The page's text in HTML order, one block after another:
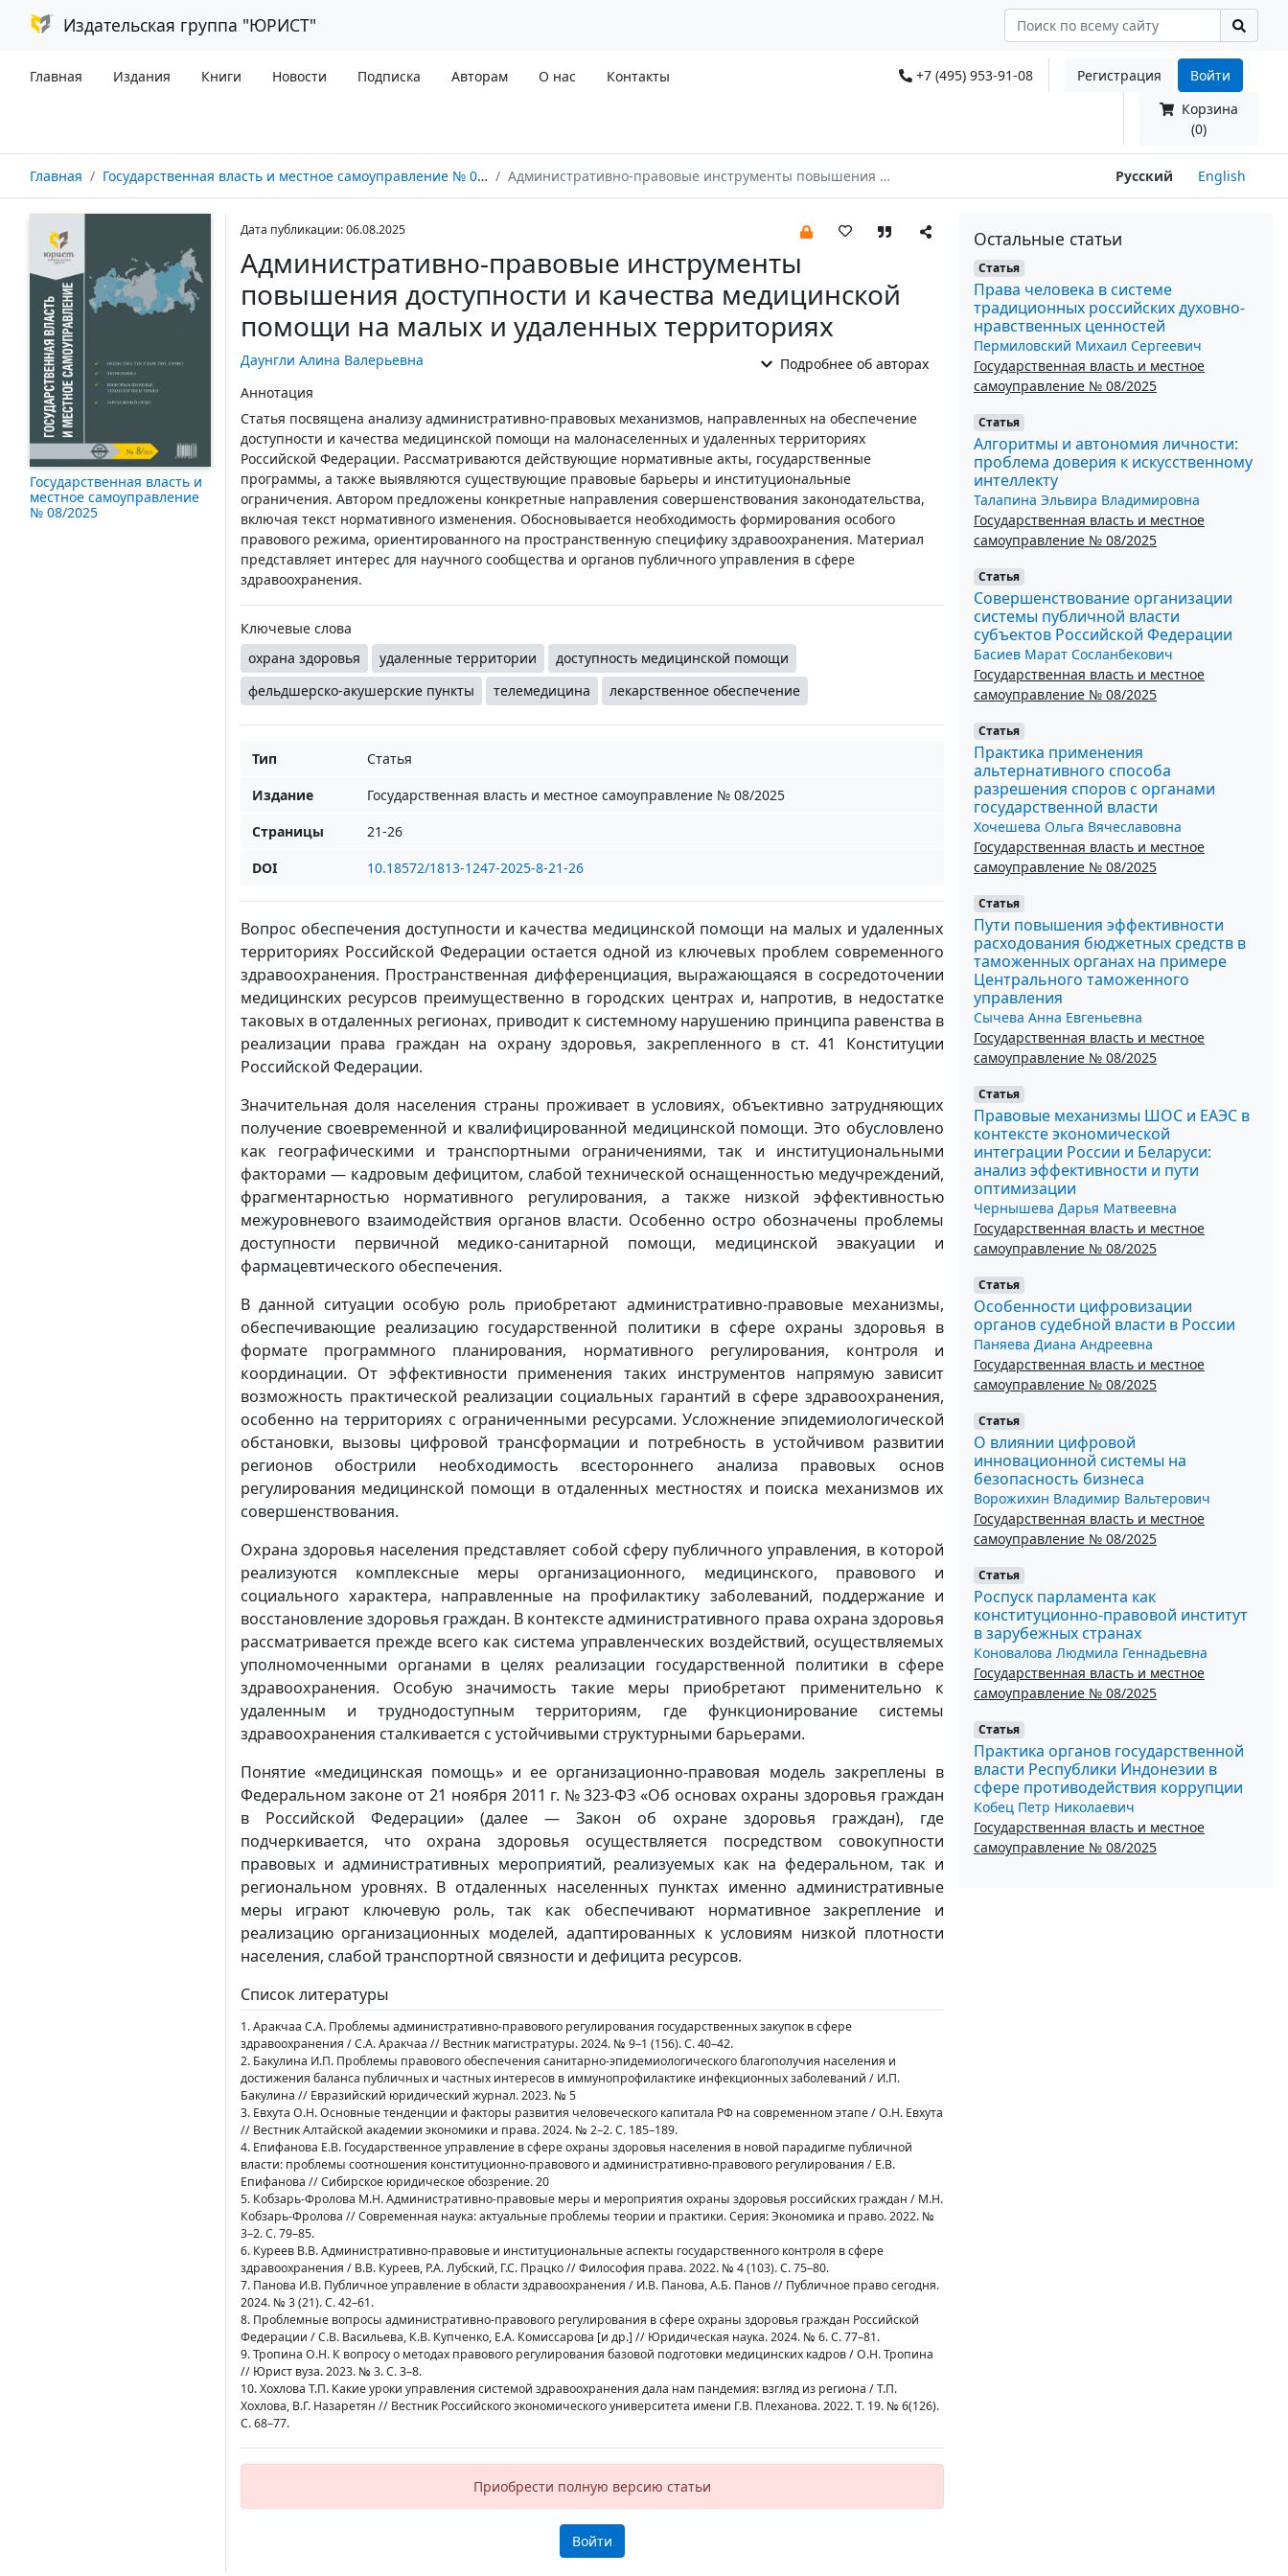
Издательская группа "ЮРИСТ"
Главная Издания Книги Новости Подписка Авторам О нас Контакты +7 (495) 953-91-08 Регистрация
Войти
Корзина
(0)
Главная Государственная власть и местное самоуправление № 08/2025 Административно-правовые инструменты повышения доступности и качества медицинской помощи на малых и удаленных территориях Русский English
Государственная власть и
местное самоуправление
№ 08/2025
Дата публикации: 06.08.2025
Административно-правовые инструменты
повышения доступности и качества медицинской
помощи на малых и удаленных территориях
Даунгли Алина Валерьевна
Подробнее об авторах
Аннотация
Статья посвящена анализу административно-правовых механизмов, направленных на обеспечение
доступности и качества медицинской помощи на малонаселенных и удаленных территориях
Российской Федерации. Рассматриваются действующие нормативные акты, государственные
программы, а также выявляются существующие правовые барьеры и институциональные
ограничения. Автором предложены конкретные направления совершенствования законодательства,
включая текст нормативного изменения. Обосновывается необходимость формирования особого
правового режима, ориентированного на пространственную специфику здравоохранения. Материал
представляет интерес для научного сообщества и органов публичного управления в сфере
здравоохранения.
Ключевые слова
охрана здоровья
удаленные территории
доступность медицинской помощи
фельдшерско-акушерские пункты
телемедицина лекарственное обеспечение
Тип
Статья
Издание
Государственная власть и местное самоуправление № 08/2025
Страницы
21-26
DOI
10.18572/1813-1247-2025-8-21-26
Вопрос обеспечения доступности и качества медицинской помощи на малых и удаленных
территориях Российской Федерации остается одной из ключевых проблем современного
здравоохранения. Пространственная дифференциация, выражающаяся в сосредоточении
медицинских ресурсов преимущественно в городских центрах и, напротив, в недостатке
таковых в отдаленных регионах, приводит к системному нарушению принципа равенства в
реализации права граждан на охрану здоровья, закрепленного в ст. 41 Конституции
Российской Федерации.
Значительная доля населения страны проживает в условиях, объективно затрудняющих
получение своевременной и квалифицированной медицинской помощи. Это обусловлено
как географическими и транспортными ограничениями, так и институциональными
факторами — кадровым дефицитом, слабой технической оснащенностью медучреждений,
фрагментарностью нормативного регулирования, а также низкой эффективностью
межуровневого взаимодействия органов власти. Особенно остро обозначены проблемы
доступности первичной медико-санитарной помощи, медицинской эвакуации и
фармацевтического обеспечения.
В данной ситуации особую роль приобретают административно-правовые механизмы,
обеспечивающие реализацию государственной политики в сфере охраны здоровья в
формате программного планирования, нормативного регулирования, контроля и
координации. От эффективности применения таких инструментов напрямую зависит
возможность практической реализации социальных гарантий в сфере здравоохранения,
особенно на территориях с ограниченными ресурсами. Усложнение эпидемиологической
обстановки, вызовы цифровой трансформации и потребность в устойчивом развитии
регионов обострили необходимость всестороннего анализа правовых основ
регулирования медицинской помощи в отдаленных местностях и поиска механизмов их
совершенствования.
Охрана здоровья населения представляет собой сферу публичного управления, в которой
реализуются комплексные меры организационного, медицинского, правового и
социального характера, направленные на профилактику заболеваний, поддержание и
восстановление здоровья граждан. В контексте административного права охрана здоровья
рассматривается прежде всего как система управленческих воздействий, осуществляемых
уполномоченными органами в целях реализации государственной политики в сфере
здравоохранения. Особую значимость такие меры приобретают применительно к
удаленным и труднодоступным территориям, где функционирование системы
здравоохранения сталкивается с устойчивыми структурными барьерами.
Понятие «медицинская помощь» и ее организационно-правовая модель закреплены в
Федеральном законе от 21 ноября 2011 г. № 323-ФЗ «Об основах охраны здоровья граждан
в Российской Федерации» (далее — Закон об охране здоровья граждан), где
подчеркивается, что охрана здоровья осуществляется посредством совокупности
правовых и административных мероприятий, реализуемых как на федеральном, так и
региональном уровнях. В отдаленных населенных пунктах именно административные
меры играют ключевую роль, так как обеспечивают нормативное закрепление и
реализацию организационных моделей, адаптированных к условиям низкой плотности
населения, слабой транспортной связности и дефицита ресурсов.
Список литературы
1. Аракчаа С.А. Проблемы административно-правового регулирования государственных закупок в сфере
здравоохранения / С.А. Аракчаа // Вестник магистратуры. 2024. № 9–1 (156). С. 40–42.
2. Бакулина И.П. Проблемы правового обеспечения санитарно-эпидемиологического благополучия населения и
достижения баланса публичных и частных интересов в иммунопрофилактике инфекционных заболеваний / И.П.
Бакулина // Евразийский юридический журнал. 2023. № 5
3. Евхута О.Н. Основные тенденции и факторы развития человеческого капитала РФ на современном этапе / О.Н. Евхута
// Вестник Алтайской академии экономики и права. 2024. № 2–2. С. 185–189.
4. Епифанова Е.В. Государственное управление в сфере охраны здоровья населения в новой парадигме публичной
власти: проблемы соотношения конституционно-правового и административно-правового регулирования / Е.В.
Епифанова // Сибирское юридическое обозрение. 20
5. Кобзарь-Фролова М.Н. Административно-правовые меры и мероприятия охраны здоровья российских граждан / М.Н.
Кобзарь-Фролова // Современная наука: актуальные проблемы теории и практики. Серия: Экономика и право. 2022. №
3–2. С. 79–85.
6. Куреев В.В. Административно-правовые и институциональные аспекты государственного контроля в сфере
здравоохранения / В.В. Куреев, Р.А. Лубский, Г.С. Працко // Философия права. 2022. № 4 (103). С. 75–80.
7. Панова И.В. Публичное управление в области здравоохранения / И.В. Панова, А.Б. Панов // Публичное право сегодня.
2024. № 3 (21). С. 42–61.
8. Проблемные вопросы административно-правового регулирования в сфере охраны здоровья граждан Российской
Федерации / С.В. Васильева, К.В. Купченко, Е.А. Комиссарова [и др.] // Юридическая наука. 2024. № 6. С. 77–81.
9. Тропина О.Н. К вопросу о методах правового регулирования базовой подготовки медицинских кадров / О.Н. Тропина
// Юрист вуза. 2023. № 3. С. 3–8.
10. Хохлова Т.П. Какие уроки управления системой здравоохранения дала нам пандемия: взгляд из региона / Т.П.
Хохлова, В.Г. Назаретян // Вестник Российского экономического университета имени Г.В. Плеханова. 2022. Т. 19. № 6(126).
С. 68–77.
Приобрести полную версию статьи
Войти
Остальные статьи
Статья
Права человека в системе
традиционных российских духовно-
нравственных ценностей
Пермиловский Михаил Сергеевич
Государственная власть и местное
самоуправление № 08/2025
Статья
Алгоритмы и автономия личности:
проблема доверия к искусственному
интеллекту
Талапина Эльвира Владимировна
Государственная власть и местное
самоуправление № 08/2025
Статья
Совершенствование организации
системы публичной власти
субъектов Российской Федерации
Басиев Марат Сосланбекович
Государственная власть и местное
самоуправление № 08/2025
Статья
Практика применения
альтернативного способа
разрешения споров с органами
государственной власти
Хочешева Ольга Вячеславовна
Государственная власть и местное
самоуправление № 08/2025
Статья
Пути повышения эффективности
расходования бюджетных средств в
таможенных органах на примере
Центрального таможенного
управления
Сычева Анна Евгеньевна
Государственная власть и местное
самоуправление № 08/2025
Статья
Правовые механизмы ШОС и ЕАЭС в
контексте экономической
интеграции России и Беларуси:
анализ эффективности и пути
оптимизации
Чернышева Дарья Матвеевна
Государственная власть и местное
самоуправление № 08/2025
Статья
Особенности цифровизации
органов судебной власти в России
Паняева Диана Андреевна
Государственная власть и местное
самоуправление № 08/2025
Статья
О влиянии цифровой
инновационной системы на
безопасность бизнеса
Ворожихин Владимир Вальтерович
Государственная власть и местное
самоуправление № 08/2025
Статья
Роспуск парламента как
конституционно-правовой институт
в зарубежных странах
Коновалова Людмила Геннадьевна
Государственная власть и местное
самоуправление № 08/2025
Статья
Практика органов государственной
власти Республики Индонезии в
сфере противодействия коррупции
Кобец Петр Николаевич
Государственная власть и местное
самоуправление № 08/2025